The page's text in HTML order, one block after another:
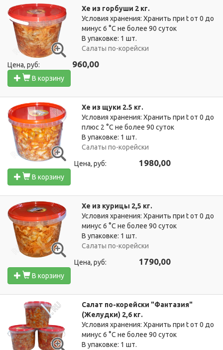
Хе из горбуши 2 кг.
Условия хранения: Хранить при t от 0 до
минус 6 °C не более 90 суток
В упаковке: 1 шт.
Салаты по-корейски
Цена, руб: 960,00
В корзину
Хе из щуки 2.5 кг.
Условия хранения: Хранить при t от 0 до
плюс 2 °C не более 90 суток
В упаковке: 1 шт.
Салаты по-корейски
Цена, руб: 1980,00
В корзину
Хе из курицы 2,5 кг.
Условия хранения: Хранить при t от 0 до
минус 6 °C не более 90 суток
В упаковке: 1 шт.
Салаты по-корейски
Цена, руб: 1790,00
В корзину
Салат по-корейски "Фантазия"
(Желудки) 2,6 кг.
Условия хранения: Хранить при t от 0 до
минус 6 °C не более 90 суток
В упаковке: 1 шт.